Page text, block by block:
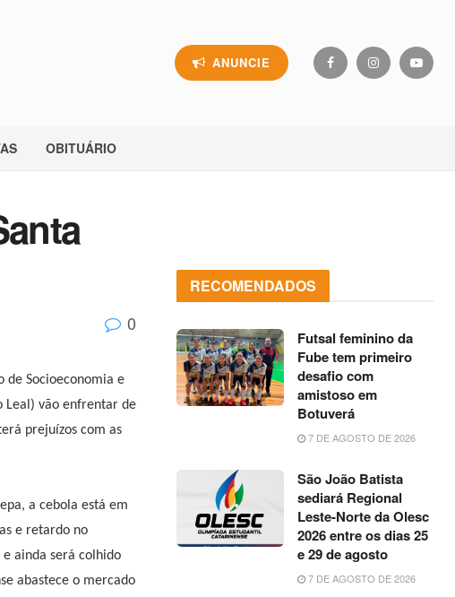
ANUNCIE
OBITUÁRIO
0
de Socioeconomia e
Leal) vão enfrentar de
prejuízos com as
a cebola está em
e retardo no
ainda será colhido
abastece o mercado
RECOMENDADOS
Futsal feminino da
Fube tem primeiro
desafio com
amistoso em
Botuverá
7 DE AGOSTO DE 2026
São João Batista
sediará Regional
Leste-Norte da Olesc
2026 entre os dias 25
e 29 de agosto
7 DE AGOSTO DE 2026